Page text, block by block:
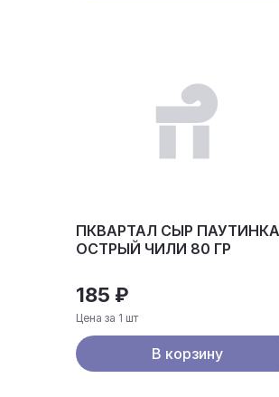
ПКВАРТАЛ СЫР ПАУТИНКА
ОСТРЫЙ ЧИЛИ 80 ГР
185 ₽
Цена за 1 шт
В корзину